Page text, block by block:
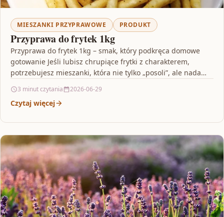
MIESZANKI PRZYPRAWOWE PRODUKT
Przyprawa do frytek 1kg
Przyprawa do frytek 1kg – smak, który podkręca domowe
gotowanie Jeśli lubisz chrupiące frytki z charakterem,
potrzebujesz mieszanki, która nie tylko „posoli”, ale nada…
3 minut czytania 2026-06-29
Czytaj więcej